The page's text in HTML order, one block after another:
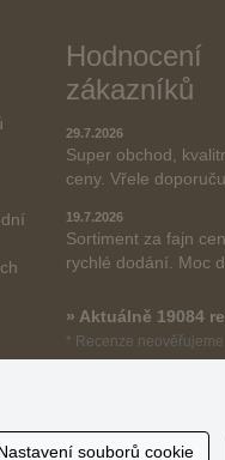
Hodnocení
zákazníků
29.7.2026
Super obchod,
ceny. Vřele
19.7.2026
Sortiment za fajn
rychlé dodání. Moc
» Aktuálně 19084
* Recenze neověřujeme
souborů cookie